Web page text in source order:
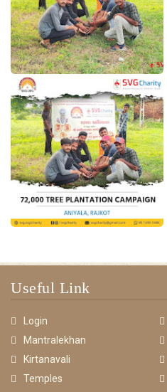
Useful Link
Login
Mantralekhan
Kirtanavali
Temples